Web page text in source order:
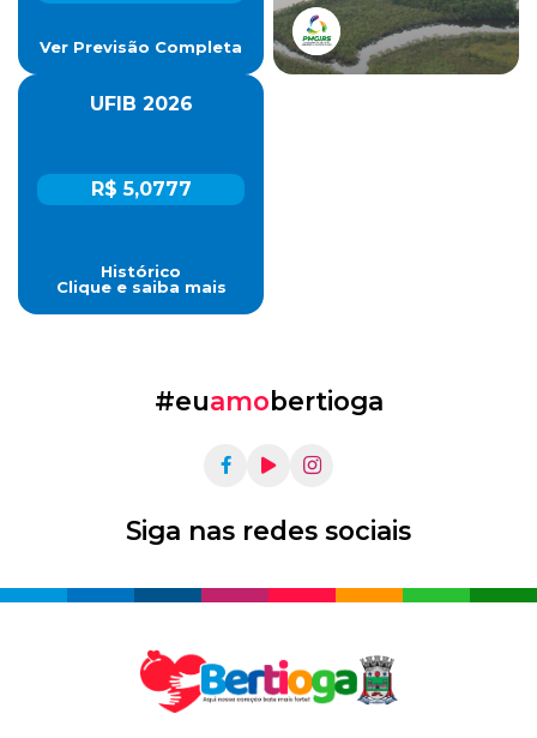
Ver Previsão Completa
UFIB 2026
R$ 5,0777
Histórico
Clique e saiba mais
#euamobertioga
Siga nas redes sociais